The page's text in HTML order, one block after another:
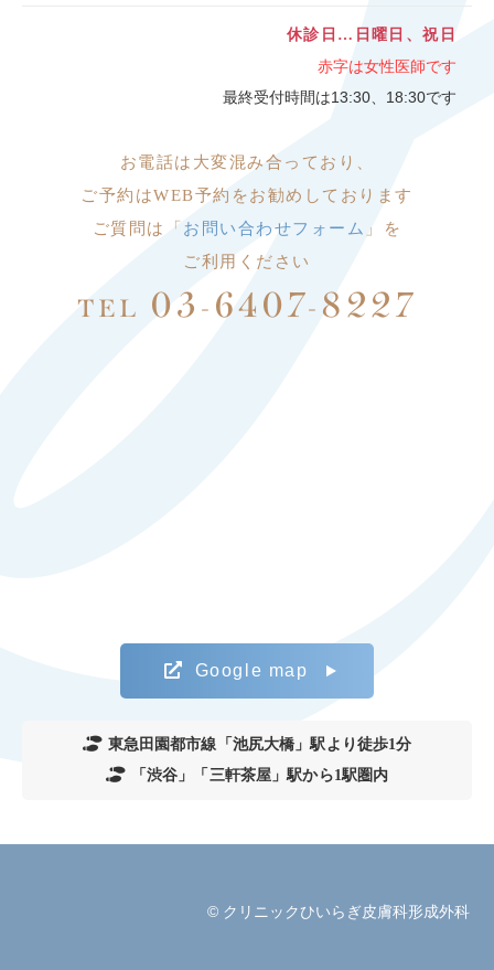
休診日…日曜日、祝日
赤字は女性医師です
最終受付時間は13:30、18:30です
お電話は大変混み合っており、
ご予約はWEB予約をお勧めしております
ご質問は「 お問い合わせフォーム 」を
ご利用ください
TEL 03-6407-8227
Google map
東急田園都市線「池尻大橋」駅より徒歩1分
「渋谷」「三軒茶屋」駅から1駅圏内
© クリニックひいらぎ皮膚科形成外科